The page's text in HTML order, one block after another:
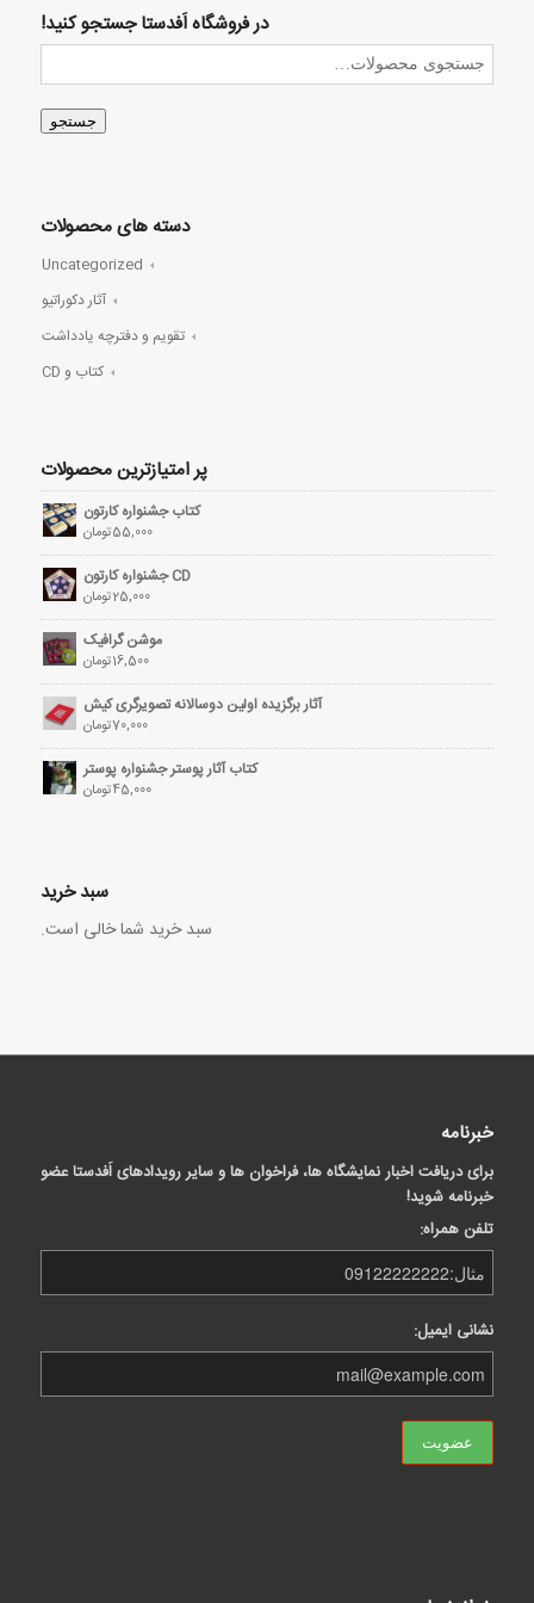
در فروشگاه اَفدستا جستجو کنید!
جستجو
دسته های محصولات
Uncategorized
آثار دکوراتیو
تقویم و دفترچه یادداشت
کتاب و CD
پر امتیازترین محصولات
کتاب جشنواره کارتون
55,000تومان
CD جشنواره کارتون
25,000تومان
موشن گرافیک
16,500تومان
آثار برگزیده اولین دوسالانه تصویرگری کیش
70,000تومان
کتاب آثار پوستر جشنواره پوستر
45,000تومان
سبد خرید
سبد خرید شما خالی است.
خبرنامه
برای دریافت اخبار نمایشگاه ها، فراخوان ها و سایر رویدادهای اَفدستا عضو
خبرنامه شوید!
تلفن همراه:
نشانی ایمیل: